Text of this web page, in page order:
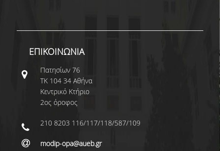
ΕΠΙΚΟΙΝΩΝΙΑ
Πατησίων 76
ΤΚ 104 34 Αθήνα
Κεντρικό Κτήριο
2ος όροφος
210 8203 116/117/118/587/109
modip-opa@aueb.gr